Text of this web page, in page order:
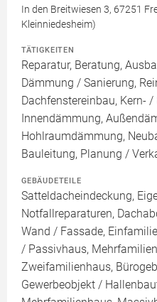
In den Breitwiesen 3, 67251
Kleinniedesheim)
TÄTIGKEITEN
Reparatur, Beratung,
Dämmung / Sanierung,
Dachfenstereinbau, Kern-
Innendämmung,
Hohlraumdämmung,
Bauleitung, Planung /
GEBÄUDETEILE
Satteldacheindeckung,
Notfallreparaturen,
Wand / Fassade,
/ Passivhaus,
Zweifamilienhaus,
Gewerbeobjekt /